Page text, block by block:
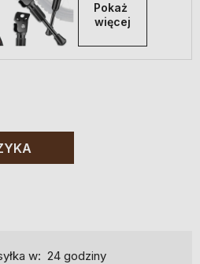
Pokaż
więcej
w: 24 godziny